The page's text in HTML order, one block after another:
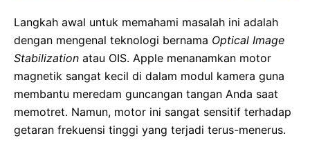
Langkah awal untuk memahami masalah ini adalah
dengan mengenal teknologi bernama Optical Image
Stabilization atau OIS. Apple menanamkan motor
magnetik sangat kecil di dalam modul kamera guna
membantu meredam guncangan tangan Anda saat
memotret. Namun, motor ini sangat sensitif terhadap
getaran frekuensi tinggi yang terjadi terus-menerus.